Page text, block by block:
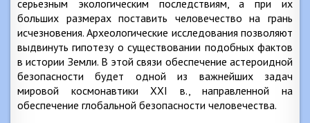
серьезным экологическим последствиям, а при их
больших размерах поставить человечество на грань
исчезновения. Археологические исследования позволяют
выдвинуть гипотезу о существовании подобных фактов
в истории Земли. В этой связи обеспечение астероидной
безопасности будет одной из важнейших задач
мировой космонавтики XXI в., направленной на
обеспечение глобальной безопасности человечества.